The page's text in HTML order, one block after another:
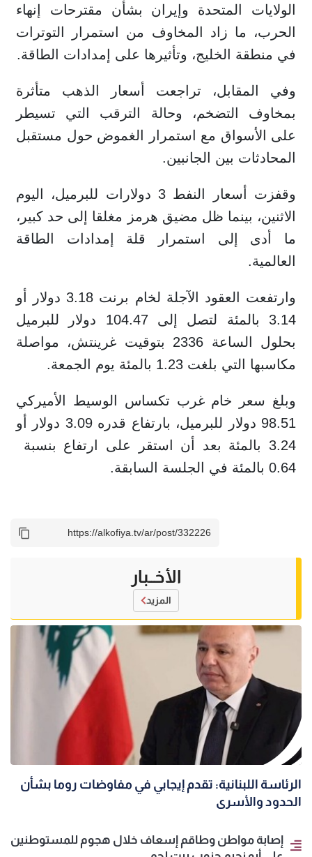
الولايات المتحدة وإيران بشأن مقترحات إنهاء
الحرب، ما زاد المخاوف من استمرار التوترات
في منطقة الخليج، وتأثيرها على إمدادات الطاقة.
وفي المقابل، تراجعت أسعار الذهب متأثرة
بمخاوف التضخم، وحالة الترقب التي تسيطر
على الأسواق مع استمرار الغموض حول مستقبل
المحادثات بين الجانبين.
وقفزت أسعار النفط 3 دولارات للبرميل، اليوم
الاثنين، بينما ظل مضيق هرمز مغلقا إلى ‌حد كبير،
ما أدى إلى استمرار قلة إمدادات الطاقة
العالمية.
وارتفعت العقود الآجلة لخام برنت 3.18 دولار أو
3.14 بالمئة لتصل إلى 104.47 دولار للبرميل
بحلول الساعة 2336 ​بتوقيت غرينتش، مواصلة
مكاسبها التي بلغت 1.23 بالمئة يوم الجمعة.
وبلغ ​سعر خام غرب تكساس الوسيط الأميركي
98.51 دولار للبرميل، بارتفاع قدره ⁠3.09 دولار أو
0.64 بالمئة في الجلسة السابقة.
الأخــبار
المزيد
الرئاسة اللبنانية: تقدم إيجابي في مفاوضات روما بشأن
الحدود والأسرى
إصابة مواطن وطاقم إسعاف خلال هجوم للمستوطنين